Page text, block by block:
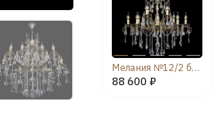
Мелания №12/2 баден
88 600 ₽